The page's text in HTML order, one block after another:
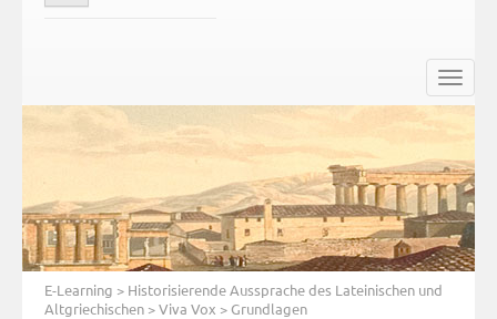
Toggle
E-Learning > Historisierende Aussprache des Lateinischen und
Altgriechischen >Viva Vox > Grundlagen